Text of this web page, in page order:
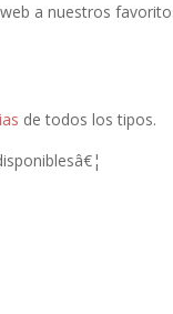
a nuestros
de todos los tipos.